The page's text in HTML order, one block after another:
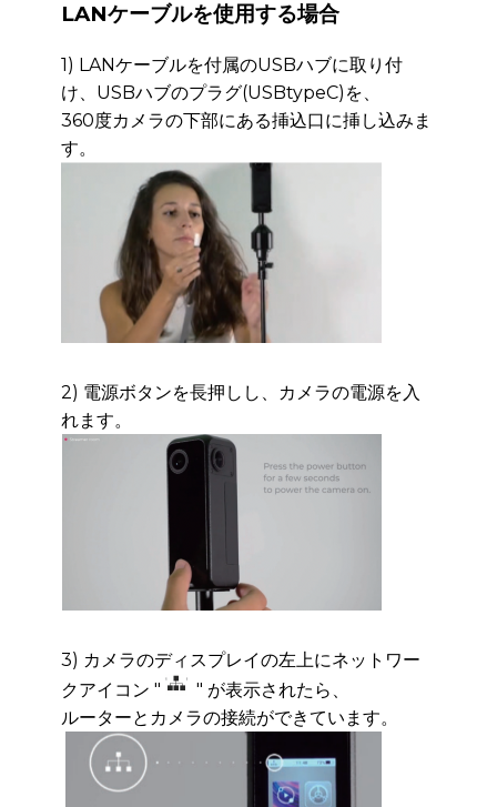
LANケーブルを使用する場合
1) LANケーブルを付属のUSBハブに取り付
け、USBハブのプラグ(USBtypeC)を、
360度カ メラの下部にある挿込口に挿し込みま
す。
2) 電源ボタンを長押しし、カメラの電源を入
れます。
3) カメラのディスプレイの左上にネットワー
クアイコン "
" が表示されたら、
ルーターとカ メラの接続ができています。